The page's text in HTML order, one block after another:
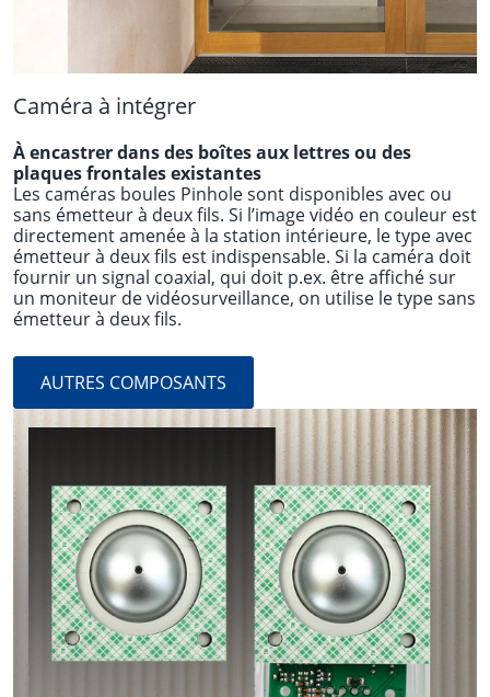
Caméra à intégrer
À encastrer dans des boîtes aux lettres ou des
plaques frontales existantes
Les caméras boules Pinhole sont disponibles avec ou
sans émetteur à deux fils. Si l’image vidéo en couleur est
directement amenée à la station intérieure, le type avec
émetteur à deux fils est indispensable. Si la caméra doit
fournir un signal coaxial, qui doit p.ex. être affiché sur
un moniteur de vidéosurveillance, on utilise le type sans
émetteur à deux fils.
AUTRES COMPOSANTS